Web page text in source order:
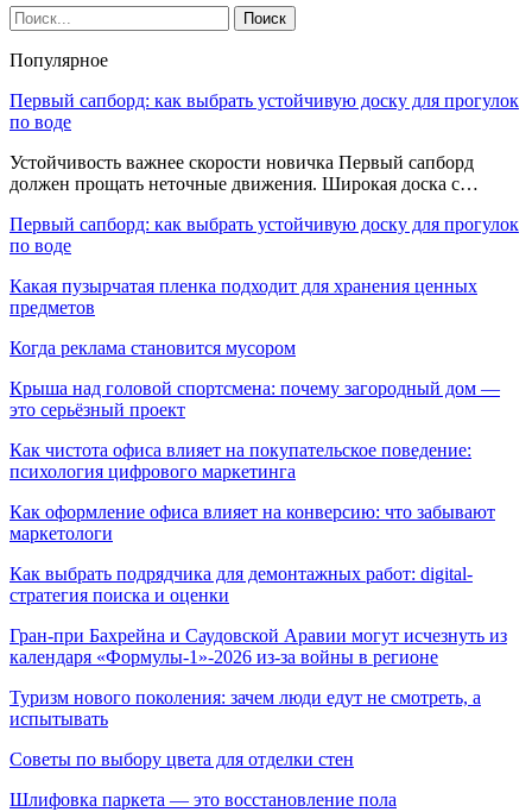
Популярное
Первый сапборд: как выбрать устойчивую доску для прогулок
по воде
Устойчивость важнее скорости новичка Первый сапборд
должен прощать неточные движения. Широкая доска с…
Первый сапборд: как выбрать устойчивую доску для прогулок
по воде
Какая пузырчатая пленка подходит для хранения ценных
предметов
Когда реклама становится мусором
Крыша над головой спортсмена: почему загородный дом —
это серьёзный проект
Как чистота офиса влияет на покупательское поведение:
психология цифрового маркетинга
Как оформление офиса влияет на конверсию: что забывают
маркетологи
Как выбрать подрядчика для демонтажных работ: digital-
стратегия поиска и оценки
Гран-при Бахрейна и Саудовской Аравии могут исчезнуть из
календаря «Формулы-1»-2026 из-за войны в регионе
Туризм нового поколения: зачем люди едут не смотреть, а
испытывать
Советы по выбору цвета для отделки стен
Шлифовка паркета — это восстановление пола